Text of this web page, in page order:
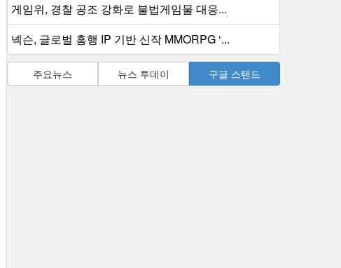
게임위, 경찰 공조 강화로 불법게임물 대응...
넥슨, 글로벌 흥행 IP 기반 신작 MMORPG ‘...
주요뉴스 뉴스 투데이 구글 스탠드